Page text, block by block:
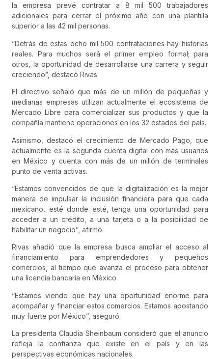
la empresa prevé contratar a 8 mil 500 trabajadores
adicionales para cerrar el próximo año con una plantilla
superior a las 42 mil personas.
“Detrás de estas ocho mil 500 contrataciones hay historias
reales. Para muchos será el primer empleo formal; para
otros, la oportunidad de desarrollarse una carrera y seguir
creciendo”, destacó Rivas.
El directivo señaló que más de un millón de pequeñas y
medianas empresas utilizan actualmente el ecosistema de
Mercado Libre para comercializar sus productos y que la
compañía mantiene operaciones en los 32 estados del país.
Asimismo, destacó el crecimiento de Mercado Pago, que
actualmente es la segunda cuenta digital con más usuarios
en México y cuenta con más de un millón de terminales
punto de venta activas.
“Estamos convencidos de que la digitalización es la mejor
manera de impulsar la inclusión financiera para que cada
mexicano, esté donde esté, tenga una oportunidad para
acceder a un crédito, a una tarjeta o a la posibilidad de
habilitar un negocio”, afirmó.
Rivas añadió que la empresa busca ampliar el acceso al
financiamiento para emprendedores y pequeños
comercios, al tiempo que avanza el proceso para obtener
una licencia bancaria en México.
“Estamos viendo que hay una oportunidad enorme para
acompañar y financiar estos comercios. Estamos apostando
muy fuerte por México”, aseguró.
La presidenta Claudia Sheinbaum consideró que el anuncio
refleja la confianza que existe en el país y en las
perspectivas económicas nacionales.